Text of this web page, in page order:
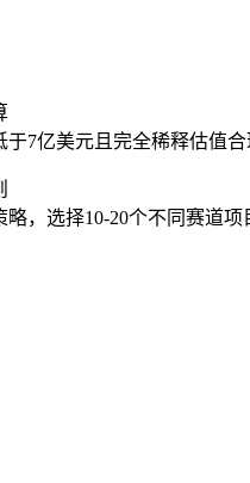
于7亿美元且完全稀释估值
，选择10-20个不同赛道